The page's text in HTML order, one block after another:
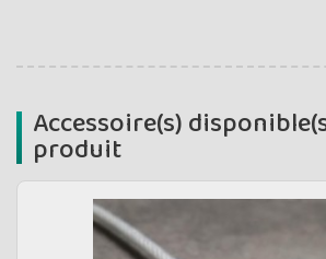
Accessoire(s)
produit